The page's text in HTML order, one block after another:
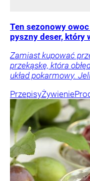
Ten sezonowy
pyszny deser, który
Zamiast kupować
przekąskę, która
układ pokarmowy.
PrzepisyŻywienie